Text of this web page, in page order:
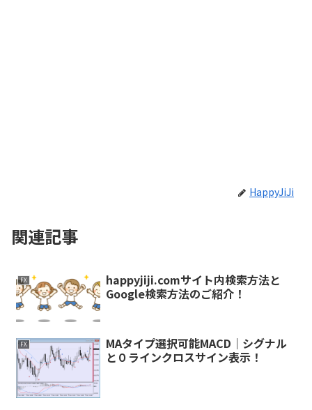
HappyJiJi
関連記事
FX
happyjiji.comサイト内検索方法と
Google検索方法のご紹介！
FX
MAタイプ選択可能MACD｜シグナル
と０ラインクロスサイン表示！